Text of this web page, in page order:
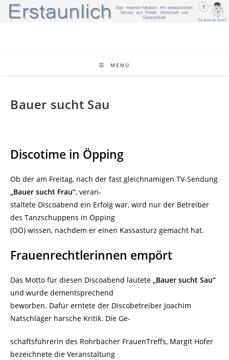
Zum
Inhalt
MENÜ
Bauer sucht Sau
Discotime in Öpping
Ob der am Freitag, nach der fast gleichnamigen TV-Sendung
„Bauer sucht Frau“, veran-
staltete Discoabend ein Erfolg war, wird nur der Betreiber
des Tanzschuppens in Öpping
(OÖ) wissen, nachdem er einen Kassasturz gemacht hat.
Frauenrechtlerinnen empört
Das Motto für diesen Discoabend lautete „Bauer sucht Sau“
und wurde dementsprechend
beworben. Dafür erntete der Discobetreiber Joachim
Natschläger harsche Kritik. Die Ge-
schäftsführerin des Rohrbacher FrauenTreffs, Margit Hofer
bezeichnete die Veranstaltung